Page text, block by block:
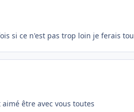
si ce n'est pas trop loin je ferais
être avec vous toutes